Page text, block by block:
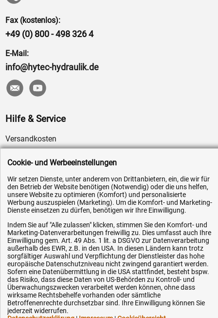
Fax (kostenlos):
+49 (0) 800 - 498 326 4
E-Mail:
info@hytec-hydraulik.de
Hilfe & Service
Versandkosten
Service
AGB / Widerrufsrecht
Datenschutz
Impressum
Karriere
OEM-Ersatzteile
Technik-Hilfe
Downloads
Kontakt
Ihre Hytec-Hydraulik Vorteile
Cookie- und Werbeeinstellungen
Wir setzen Dienste, unter anderem von Drittanbietern, ein, die wir für
den Betrieb der Website benötigen (Notwendig) oder die uns helfen,
unsere Website zu optimieren (Komfort) und personalisierte
Werbung auszuspielen (Marketing). Um die Komfort- und Marketing-
Dienste einsetzen zu dürfen, benötigen wir Ihre Einwilligung.
Indem Sie auf "Alle zulassen" klicken, stimmen Sie den Komfort- und
Marketing-Datenverarbeitungen freiwillig zu. Dies umfasst auch Ihre
Einwilligung gem. Art. 49 Abs. 1 lit. a DSGVO zur Datenverarbeitung
außerhalb des EWR, z.B. in den USA. In diesen Ländern kann trotz
sorgfältiger Auswahl und Verpflichtung der Dienstleister das hohe
europäische Datenschutzniveau nicht zwingend garantiert werden.
Sofern eine Datenübermittlung in die USA stattfindet, besteht bspw.
das Risiko, dass diese Daten von US-Behörden zu Kontroll- und
Überwachungszwecken verarbeitet werden können, ohne dass
wirksame Rechtsbehelfe vorhanden oder sämtliche
Betroffenenrechte durchsetzbar sind. Ihre Einwilligung können Sie
jederzeit widerrufen.